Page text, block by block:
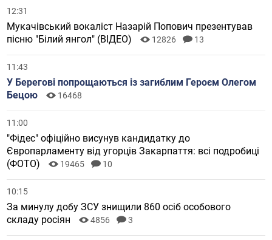
12:31
Мукачівський вокаліст Назарій Попович презентував
пісню "Білий янгол" (ВІДЕО)
12826 13
11:43
У Берегові попрощаються із загиблим Героєм Олегом
Бецою
16468
11:00
"Фідес" офіційно висунув кандидатку до
Європарламенту від угорців Закарпаття: всі подробиці
(ФОТО)
19465 10
10:15
За минулу добу ЗСУ знищили 860 осіб особового
складу росіян
4856 3